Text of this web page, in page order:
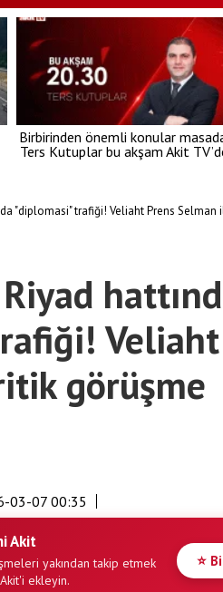
Birbirinden önemli konular
Ters Kutuplar bu akşam Akit
"diplomasi" trafiği! Veliaht Prens Selman
görüşme
03-07 00:35
Akit
yakından takip etmek
ekleyin.
⭐